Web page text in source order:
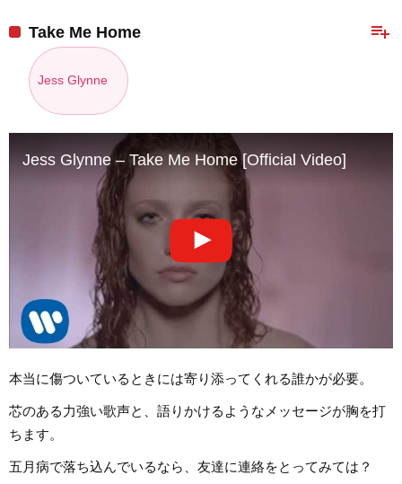
playlist_add
Take Me Home
Jess Glynne
Jess Glynne – Take Me Home [Official Video]
本当に傷ついているときには寄り添ってくれる誰かが必要。
芯のある力強い歌声と、語りかけるようなメッセージが胸を打
ちます。
五月病で落ち込んでいるなら、友達に連絡をとってみては？